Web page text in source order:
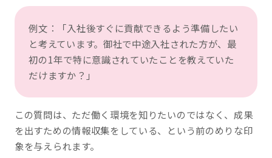
例文：「入社後すぐに貢献できるよう準備したい
と考えています。御社で中途入社された方が、最
初の1年で特に意識されていたことを教えていた
だけますか？」
この質問は、ただ働く環境を知りたいのではなく、成果
を出すための情報収集をしている、という前のめりな印
象を与えられます。